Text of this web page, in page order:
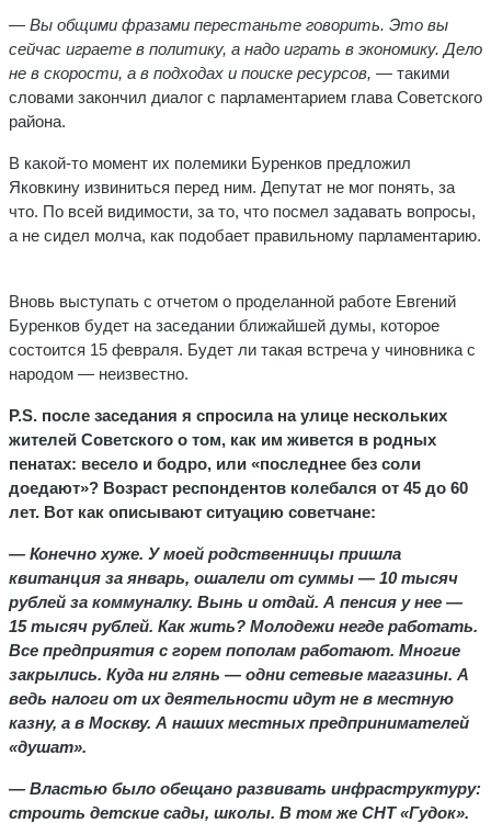
— Вы общими фразами перестаньте говорить. Это вы
сейчас играете в политику, а надо играть в экономику. Дело
не в скорости, а в подходах и поиске ресурсов, — такими
словами закончил диалог с парламентарием глава Советского
района.
В какой-то момент их полемики Буренков предложил
Яковкину извиниться перед ним. Депутат не мог понять, за
что. По всей видимости, за то, что посмел задавать вопросы,
а не сидел молча, как подобает правильному парламентарию.
Вновь выступать с отчетом о проделанной работе Евгений
Буренков будет на заседании ближайшей думы, которое
состоится 15 февраля. Будет ли такая встреча у чиновника с
народом — неизвестно.
P.S. после заседания я спросила на улице нескольких
жителей Советского о том, как им живется в родных
пенатах: весело и бодро, или «последнее без соли
доедают»? Возраст респондентов колебался от 45 до 60
лет. Вот как описывают ситуацию советчане:
— Конечно хуже. У моей родственницы пришла
квитанция за январь, ошалели от суммы — 10 тысяч
рублей за коммуналку. Вынь и отдай. А пенсия у нее —
15 тысяч рублей. Как жить? Молодежи негде работать.
Все предприятия с горем пополам работают. Многие
закрылись. Куда ни глянь — одни сетевые магазины. А
ведь налоги от их деятельности идут не в местную
казну, а в Москву. А наших местных предпринимателей
«душат».
— Властью было обещано развивать инфраструктуру:
строить детские сады, школы. В том же СНТ «Гудок».